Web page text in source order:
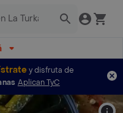
y disfruta de
Aplican TyC